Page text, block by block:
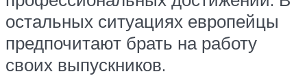
остальных ситуациях европейцы
предпочитают брать на работу
своих выпускников.